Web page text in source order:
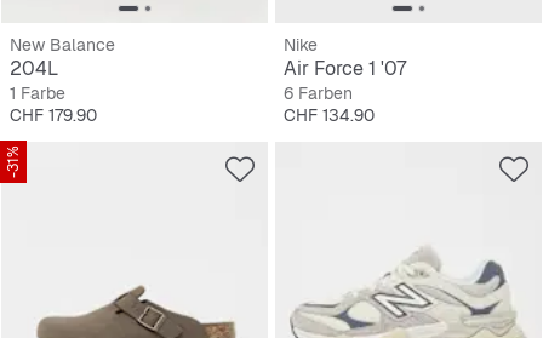
New Balance
204L
1 Farbe
Preis
CHF 179.90
Nike
Air Force 1 '07
6 Farben
Preis
CHF 134.90
-31%